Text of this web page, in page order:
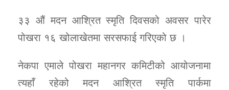
३३ औं मदन आश्रित स्मृति दिवसको अवसर पारेर
पोखरा १६ खोलाखेतमा सरसफाई गरिएको छ ।
नेकपा एमाले पोखरा महानगर कमिटीको आयोजनामा
त्यहाँ रहेको मदन आश्रित स्मृति पार्कमा